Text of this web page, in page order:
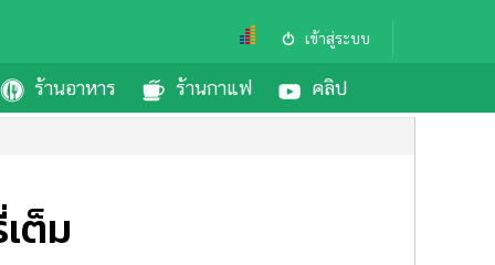
เข้าสู่ระบบ
ร้านอาหาร ร้านกาแฟ คลิป
ต็ม